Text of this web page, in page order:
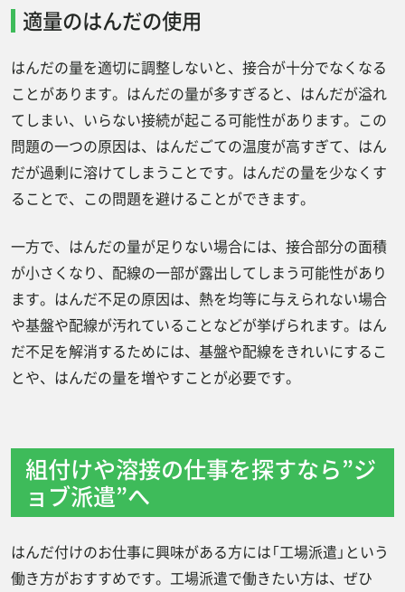
適量のはんだの使用
はんだの量を適切に調整しないと、接合が十分でなくなる
ことがあります。はんだの量が多すぎると、はんだが溢れ
てしまい、いらない接続が起こる可能性があります。この
問題の一つの原因は、はんだごての温度が高すぎて、はん
だが過剰に溶けてしまうことです。はんだの量を少なくす
ることで、この問題を避けることができます。
一方で、はんだの量が足りない場合には、接合部分の面積
が小さくなり、配線の一部が露出してしまう可能性があり
ます。はんだ不足の原因は、熱を均等に与えられない場合
や基盤や配線が汚れていることなどが挙げられます。はん
だ不足を解消するためには、基盤や配線をきれいにするこ
とや、はんだの量を増やすことが必要です。
組付けや溶接の仕事を探すなら”ジ
ョブ派遣”へ
はんだ付けのお仕事に興味がある方には「工場派遣」という
働き方がおすすめです。工場派遣で働きたい方は、ぜひ